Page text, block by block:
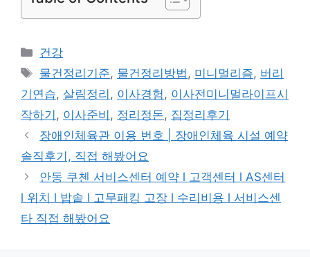
카
테
리
건강
태
그
물건정리기준, 물건정리방법, 미니멀리즘, 버리
기연습, 살림정리 , 이사경험, 이사전미니멀라이프시
작하기 , 이사준비 , 정리정돈, 집정리후기
장애인체육관 이용 번호 | 장애인체육 시설 예약
솔직후기, 직접 해봤어요
안동 쿠첸 서비스센터 예약 l 고객센터 l AS센터
l 위치 l 밥솥 l 고무패킹 고장 l 수리비용 l 서비스센
타 직접 해봤어요